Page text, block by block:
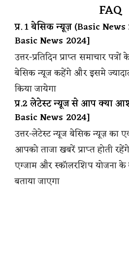
FAQ
प्र. 1 बेसिक न्यूज़ (Basic
Basic News 2024]
उत्तर-प्रतिदिन प्राप्त समाचार
बेसिक न्यूज कहेंगे और इसमे
किया जायेगा
प्र.2 लेटेस्ट न्यूज से आप क्या
Basic News 2024]
उत्तर-लेटेस्ट न्यूज बेसिक न्यूज़ का
आपको ताजा खबरें प्राप्त होती
एग्जाम और स्कॉलरशिप योजना
बताया जाएगा